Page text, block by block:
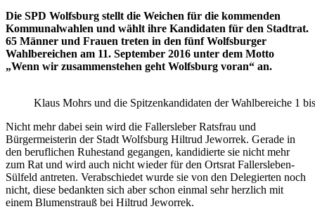
Die SPD Wolfsburg stellt die Weichen für die kommenden
Kommunalwahlen und wählt ihre Kandidaten für den Stadtrat.
65 Männer und Frauen treten in den fünf Wolfsburger
Wahlbereichen am 11. September 2016 unter dem Motto
„Wenn wir zusammenstehen geht Wolfsburg voran“ an.
Klaus Mohrs und die Spitzenkandidaten der Wahlbereiche 1
Nicht mehr dabei sein wird die Fallersleber Ratsfrau und
Bürgermeisterin der Stadt Wolfsburg Hiltrud Jeworrek. Gerade in
den beruflichen Ruhestand gegangen, kandidierte sie nicht mehr
zum Rat und wird auch nicht wieder für den Ortsrat Fallersleben-
Sülfeld antreten. Verabschiedet wurde sie von den Delegierten noch
nicht, diese bedankten sich aber schon einmal sehr herzlich mit
einem Blumenstrauß bei Hiltrud Jeworrek.